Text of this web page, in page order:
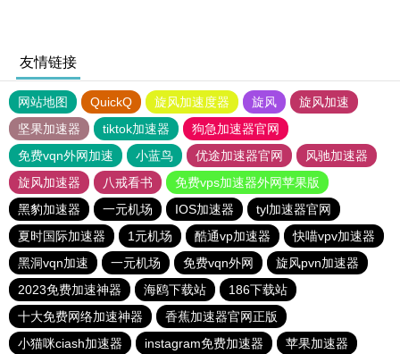
友情链接
网站地图 QuickQ 旋风加速度器 旋风
旋风加速
坚果加速器
tiktok加速器
狗急加速器官网
免费vqn外网加速
小蓝鸟 优途加速器官网
风驰加速器
旋风加速器
八戒看书
免费vps加速器外网苹果版
黑豹加速器
一元机场 IOS加速器
tyl加速器官网
夏时国际加速器
1元机场 酷通vp加速器
快喵vpv加速器
黑洞vqn加速
一元机场 免费vqn外网
旋风pvn加速器
2023免费加速神器
海鸥下载站
186下载站
十大免费网络加速神器
香蕉加速器官网正版
小猫咪ciash加速器
instagram免费加速器 苹果加速器